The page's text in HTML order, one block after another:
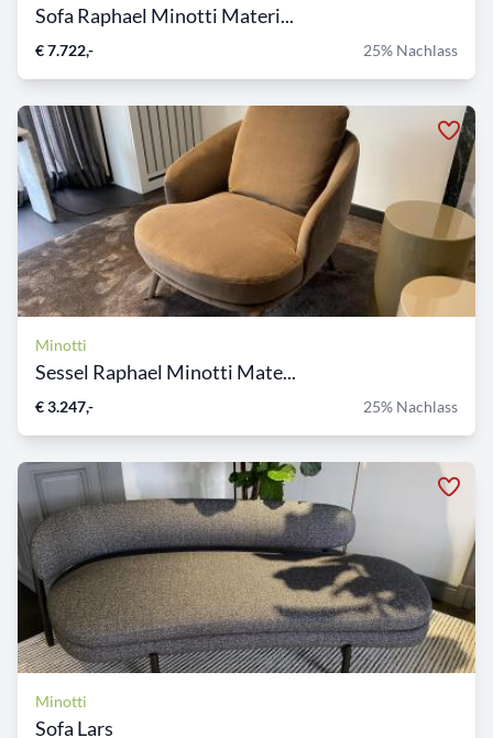
Sofa Raphael Minotti Materi...
€ 7.722,- 25% Nachlass
Minotti
Sessel Raphael Minotti Mate...
€ 3.247,- 25% Nachlass
Minotti
Sofa Lars